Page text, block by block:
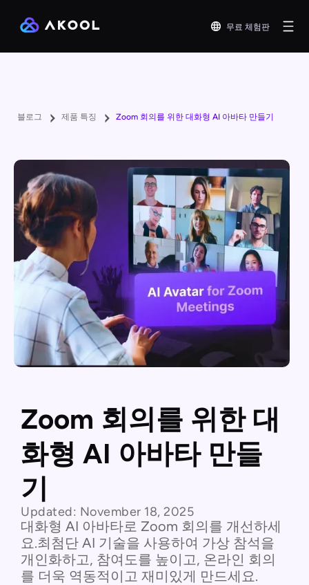
무료 체험판
블로그 제품 특징 Zoom 회의를 위한 대화형 AI 아바타 만들기
Zoom 회의를 위한 대
화형 AI 아바타 만들
기
Updated: November 18, 2025
대화형 AI 아바타로 Zoom 회의를 개선하세
요.최첨단 AI 기술을 사용하여 가상 참석을
개인화하고, 참여도를 높이고, 온라인 회의
를 더욱 역동적이고 재미있게 만드세요.